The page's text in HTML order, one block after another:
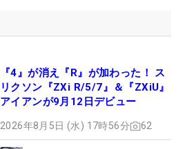
『4』が消え『R』が加わった！ ス
リクソン『ZXi R/5/7』＆『ZXiU』
アイアンが9月12日デビュー
2026年8月5日 (水) 17時56分 62